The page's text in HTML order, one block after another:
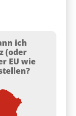
ich
(oder
EU wie